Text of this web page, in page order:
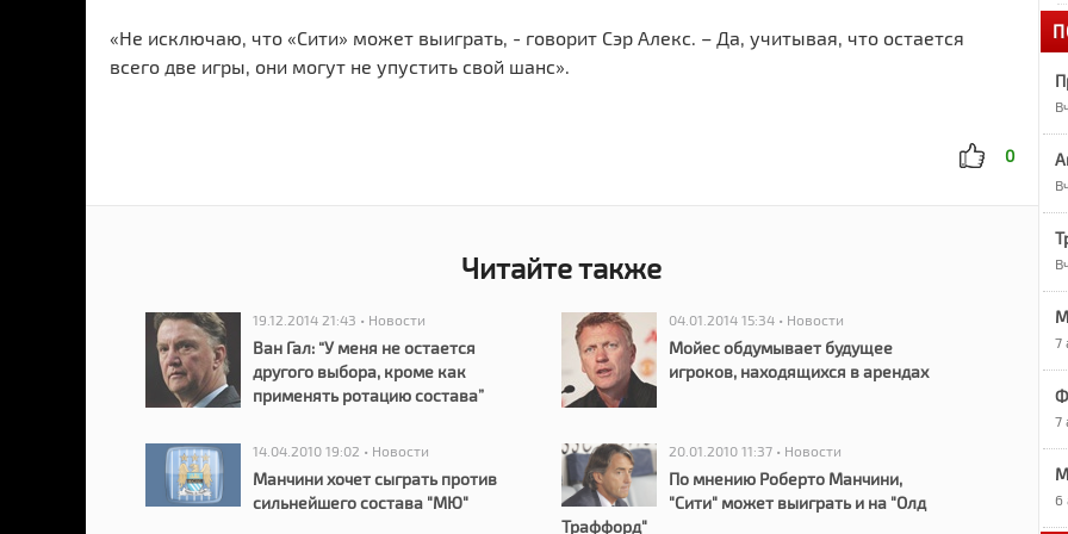
«Не исключаю, что «Сити» может выиграть, - говорит Сэр Алекс. – Да, учитывая, что остается
всего две игры, они могут не упустить свой шанс».
0
Читайте также
19.12.2014 21:43 • Новости
Ван Гал: “У меня не остается
другого выбора, кроме как
применять ротацию состава”
04.01.2014 15:34 • Новости
Мойес обдумывает будущее
игроков, находящихся в арендах
14.04.2010 19:02 • Новости
Манчини хочет сыграть против
сильнейшего состава "МЮ"
20.01.2010 11:37 • Новости
По мнению Роберто Манчини,
"Сити" может выиграть и на "Олд
Траффорд"
9
7
7
6